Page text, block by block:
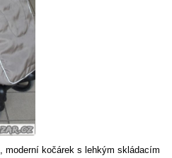
moderní kočárek s lehkým skládacím